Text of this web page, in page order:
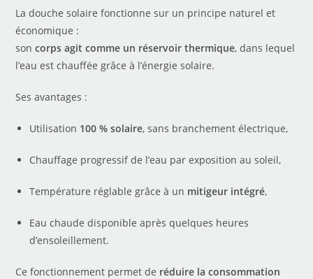
La douche solaire fonctionne sur un principe naturel et
économique :
soncorps agit comme un réservoir thermique, dans lequel
l’eau est chauffée grâce à l’énergie solaire.
Ses avantages :
Utilisation 100 % solaire, sans branchement électrique,
Chauffage progressif de l’eau par exposition au soleil,
Température réglable grâce à un mitigeur intégré,
Eau chaude disponible après quelques heures
d’ensoleillement.
Ce fonctionnement permet de réduire la consommation